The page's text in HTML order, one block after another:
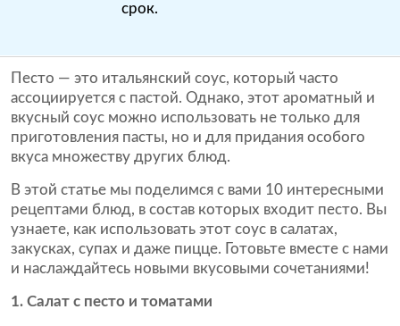
срок.
Песто — это итальянский соус, который часто
ассоциируется с пастой. Однако, этот ароматный и
вкусный соус можно использовать не только для
приготовления пасты, но и для придания особого
вкуса множеству других блюд.
В этой статье мы поделимся с вами 10 интересными
рецептами блюд, в состав которых входит песто. Вы
узнаете, как использовать этот соус в салатах,
закусках, супах и даже пицце. Готовьте вместе с нами
и наслаждайтесь новыми вкусовыми сочетаниями!
1. Салат с песто и томатами